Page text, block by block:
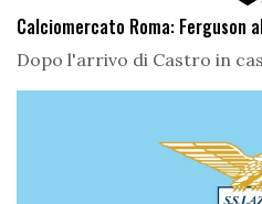
Calciomercato Roma: Ferguson
Dopo l'arrivo di Castro in